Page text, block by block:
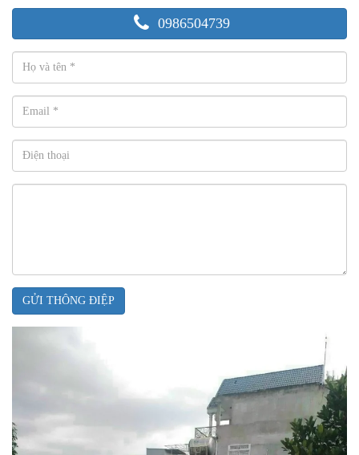
0986504739
GỬI THÔNG ĐIỆP